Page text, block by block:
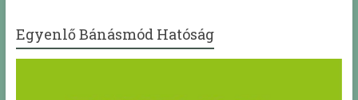
Egyenlő Bánásmód Hatóság